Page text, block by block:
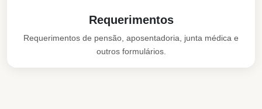
Requerimentos
Requerimentos de pensão, aposentadoria, junta médica e
outros formulários.